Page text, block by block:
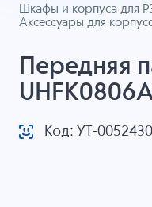
Шкафы и корпуса для
Аксессуары для
Передняя
Код: УТ-